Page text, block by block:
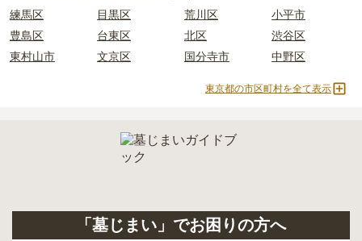
内を取り寄せることができます。
練馬区
目黒区 荒川区
小平市
豊島区
台東区 北区
渋谷区
東村山市
文京区 国分寺市 中野区
東京都の市区町村を全て表示
「墓じまい」でお困りの方へ